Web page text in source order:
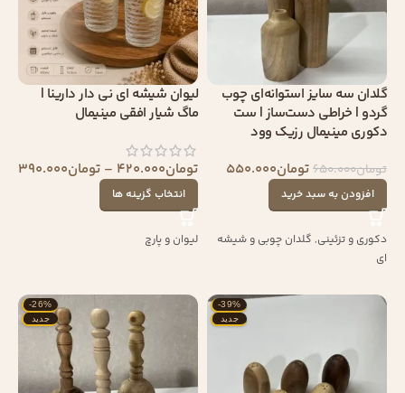
گلدان سه‌ سایز استوانه‌ای چوب
گردو | خراطی دست‌ساز | ست
دکوری مینیمال رزیک وود
تومان650.000تومان550.000
افزودن به سبد خرید
دکوری و تزئینی, گلدان چوبی و شیشه
ای
لیوان شیشه ای نی دار دارینا |
ماگ شیار افقی مینیمال
تومان420.000
– تومان390.000
انتخاب گزینه ها
لیوان و پارچ
-39%
جدید
-26%
جدید